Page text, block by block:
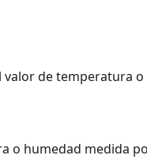
de temperatura
o humedad medida